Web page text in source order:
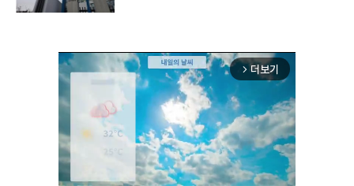
arrow_forward_ios 더보기